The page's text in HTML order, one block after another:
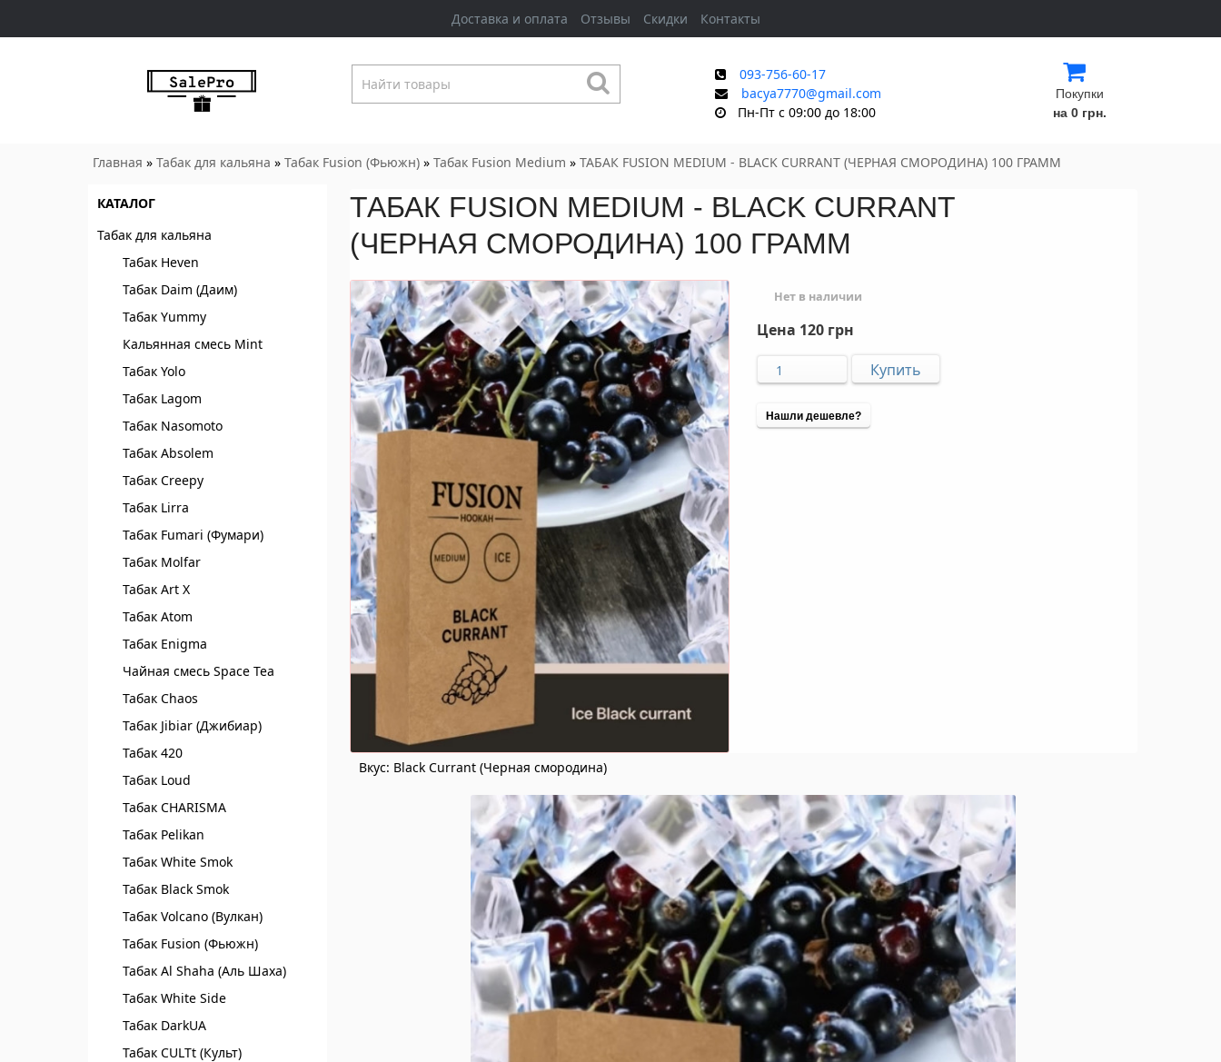
Доставка и оплата Отзывы Скидки Контакты
093-756-60-17
bacya7770@gmail.com
Пн-Пт с 09:00 до 18:00
Покупки
на 0 грн.
Главная » Табак для кальяна » Табак Fusion (Фьюжн) » Табак Fusion Medium » ТАБАК FUSION MEDIUM - BLACK CURRANT (ЧЕРНАЯ СМОРОДИНА) 100 ГРАММ
КАТАЛОГ
Табак для кальяна
Табак Heven
Табак Daim (Даим)
Табак Yummy
Кальянная смесь Mint
Табак Yolo
Табак Lagom
Табак Nasomoto
Табак Absolem
Табак Creepy
Табак Lirra
Табак Fumari (Фумари)
Табак Molfar
Табак Art X
Табак Atom
Табак Enigma
Чайная смесь Spaсe Tea
Табак Chaos
Табак Jibiar (Джибиар)
Табак 420
Табак Loud
Табак CHARISMA
Табак Pelikan
Табак White Smok
Табак Black Smok
Табак Volcano (Вулкан)
Табак Fusion (Фьюжн)
Табак Al Shaha (Аль Шаха)
Табак White Side
Табак DarkUA
Табак CULTt (Культ)
ТАБАК FUSION MEDIUM - BLACK CURRANT
(ЧЕРНАЯ СМОРОДИНА) 100 ГРАММ
Нет в наличии
Цена 120 грн
Нашли дешевле?
Вкус: Black Currant (Черная смородина)